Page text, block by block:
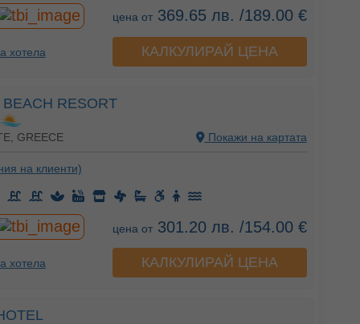
цена от369.65 лв. /189.00 €
хотела КАЛКУЛИРАЙ ЦЕНА
RESORT
GREECE Покажи на картата
на клиенти)
цена от301.20 лв. /154.00 €
хотела КАЛКУЛИРАЙ ЦЕНА